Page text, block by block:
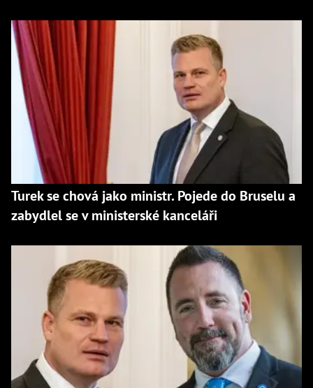
Turek se chová jako ministr. Pojede do Bruselu a
zabydlel se v ministerské kanceláři